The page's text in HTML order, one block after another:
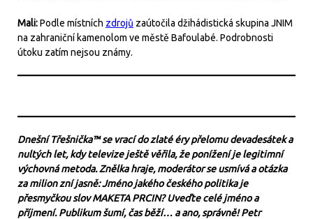
Mali:Podle místních zdrojů zaútočila džihádistická skupina JNIM
na zahraniční kamenolom ve městě Bafoulabé. Podrobnosti
útoku zatím nejsou známy.
Dnešní Třešnička™ se vrací do zlaté éry přelomu devadesátek a
nultých let, kdy televize ještě věřila, že ponížení je legitimní
výchovná metoda. Znělka hraje, moderátor se usmívá a otázka
za milion zní jasně: Jméno jakého českého politika je
přesmyčkou slov MAKETA PRCIN? Uveďte celé jméno a
příjmení. Publikum šumí, čas běží… a ano, správně! Petr